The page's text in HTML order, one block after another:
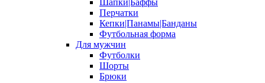
Шапки|Баффы
Перчатки
Кепки|Панамы|Банданы
Футбольная форма
Для мужчин
Футболки
Шорты
Брюки